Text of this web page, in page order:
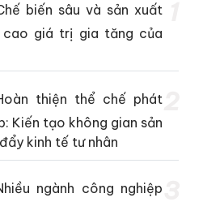
biến sâu và sản xuất
cao giá trị gia tăng của
thiện thể chế phát
Kiến tạo không gian sản
kinh tế tư nhân
ngành công nghiệp